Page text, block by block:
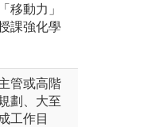
移動力」
課強化學
管或高階
劃、大至
工作目